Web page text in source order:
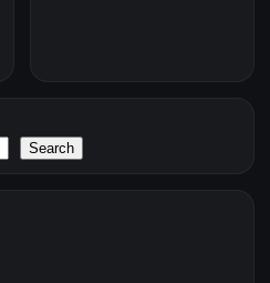
Search